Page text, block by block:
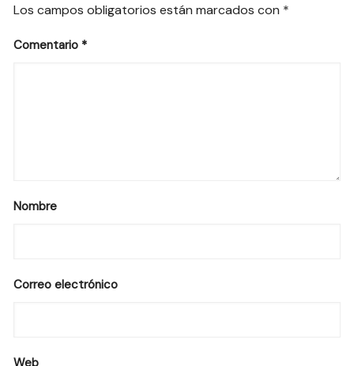
Los campos obligatorios están marcados con *
Comentario *
Nombre
Correo electrónico
Web